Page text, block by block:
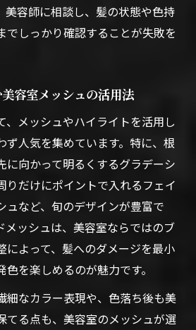
美容師に相談し、髪の状態や色持
でしっかり確認することが失敗を
容室メッシュの活用法
、メッシュやハイライトを活用し
ず人気を集めています。特に、根
に向かって明るくするグラデーシ
りだけにポイントで入れるフェイ
ュなど、旬のデザインが豊富で
メッシュは、美容室ならではのブ
によって、髪へのダメージを最小
を楽しめるのが魅力です。
細なカラー表現や、色落ち後も美
てる点も、美容室のメッシュが選